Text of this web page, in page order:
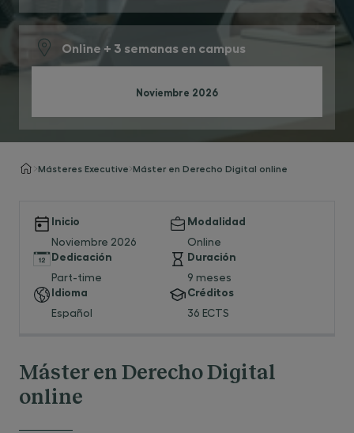
Online + 3 semanas en campus
Noviembre 2026
Másteres Executive Máster en Derecho Digital online
Inicio
Noviembre 2026
Modalidad
Online
Dedicación
Part-time
Duración
9 meses
Idioma
Español
Créditos
36 ECTS
Máster en Derecho Digital
online